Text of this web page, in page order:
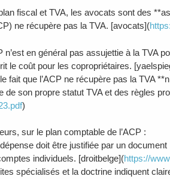
fiscal et TVA, les avocats sont des
ne récupère pas la TVA. [avocats](
n’est en général pas assujettie à la TVA
le coût pour les copropriétaires.
fait que l’ACP ne récupère pas la TVA
de son propre statut TVA et des règles
)
sur le plan comptable de l’ACP :
doit être justifiée par un
individuels. [droitbelge](https://
spécialisés et la doctrine indiquent